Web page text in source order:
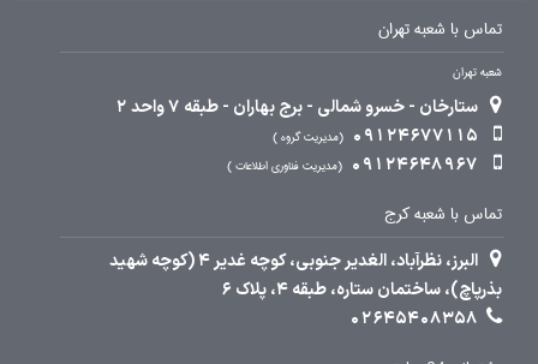
تماس با شعبه تهران
شعبه تهران
ستارخان - خسرو شمالی - برج بهاران - طبقه 7 واحد 2
09124677115
مدیریت گروه
09124648967 مدیریت فناوری اطلاعات
تماس با شعبه کرج
البرز، نظرآباد، الغدیر جنوبی، کوچه غدیر 4 (کوچه شهید
بذرپاچ)، ساختمان ستاره، طبقه 4، پلاک 6
02645408358